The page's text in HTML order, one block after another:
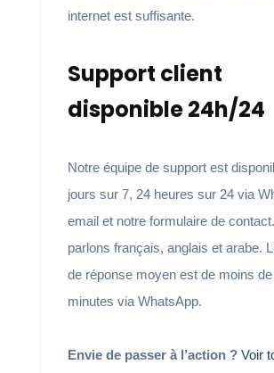
internet est suffisante.
Support client
disponible 24h/24
Notre équipe de support est
jours sur 7, 24 heures sur 24 via
email et notre formulaire de
parlons français, anglais et arabe.
de réponse moyen est de moins
minutes via WhatsApp.
Envie de passer à l’action ? Voir